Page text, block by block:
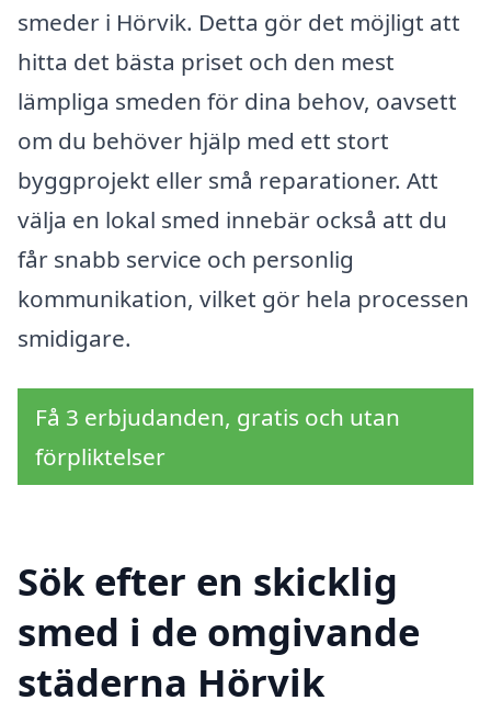
smeder i Hörvik. Detta gör det möjligt att
hitta det bästa priset och den mest
lämpliga smeden för dina behov, oavsett
om du behöver hjälp med ett stort
byggprojekt eller små reparationer. Att
välja en lokal smed innebär också att du
får snabb service och personlig
kommunikation, vilket gör hela processen
smidigare.
Få 3 erbjudanden, gratis och utan
förpliktelser
Sök efter en skicklig
smed i de omgivande
städerna Hörvik